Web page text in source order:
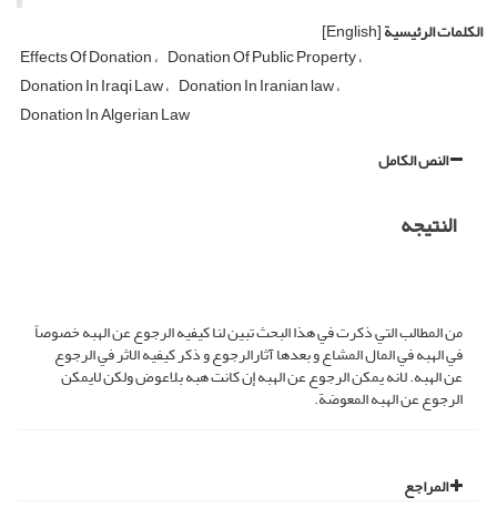
الكلمات الرئيسية[English]
Effects Of Donation Donation Of Public Property
Donation In Iraqi Law Donation In Iranian law
Donation In Algerian Law
النص الكامل
النتيجه
من المطالب التي ذکرت في هذا البحث تبين لنا کيفيه الرجوع عن الهبه خصوصاً
في الهبه في المال المشاع و بعدها آثارالرجوع و ذکر کيفيه الاثر في الرجوع
عن الهبه. لانه يمکن الرجوع عن الهبه إن کانت هبه بلاعوض ولکن لايمکن
الرجوع عن الهبه المعوضة.
المراجع